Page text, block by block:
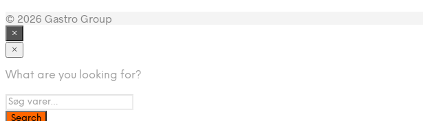
© 2026 Gastro Group
×
×
What are you looking for?